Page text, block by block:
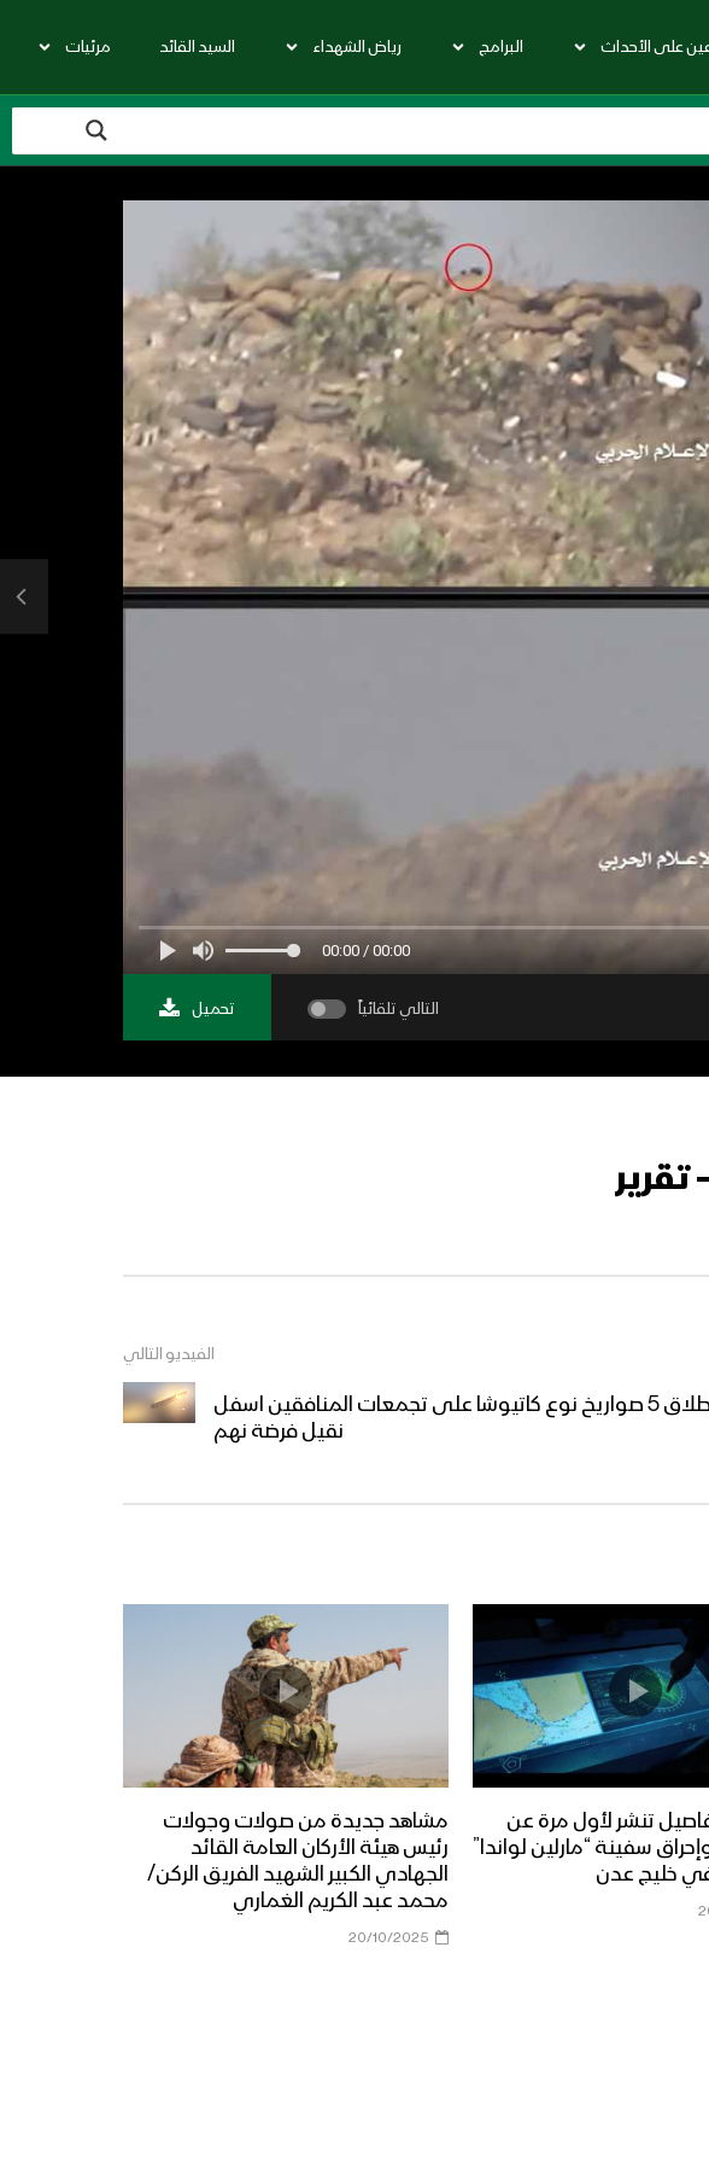
على الأحداث البرامج رياض الشهداء السيد القائد مرئيات
00:00 / 00:00
التالي تلقائياً تحميل
الفيديو التالي
نهم – اطلاق 5 صواريخ نوع كاتيوشا على تجمعات المنافقين اسفل
نقيل فرضة نهم
تنشر لأول مرة عن
سفينة “مارلين لواندا”
في خليج عدن
مشاهد جديدة من صولات وجولات
رئيس هيئة الأركان العامة القائد
الجهادي الكبير الشهيد الفريق الركن/
محمد عبد الكريم الغماري
20/10/2025